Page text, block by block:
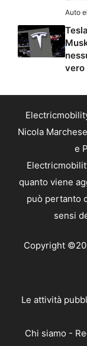
Auto
vero
Nicola
e
quanto viene
può pertanto
sensi
Copyright
Le attività
Chi siamo -